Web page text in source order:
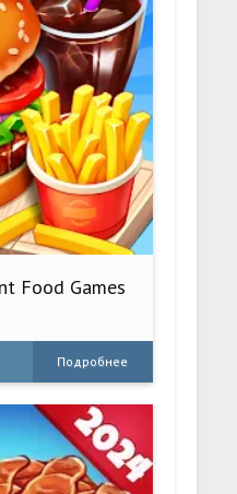
Food Games
Подробнее